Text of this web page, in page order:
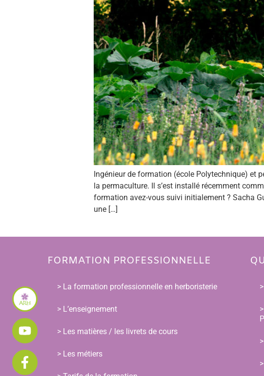
Ingénieur de formation (école Polytechnique) et
la permaculture. Il s’est installé récemment
formation avez-vous suivi initialement ? Sacha
une […]
FORMATION PROFESSIONNELLE
> La formation professionnelle en herboristerie
> L’enseignement
> Les matières / les livrets de cours
> Les métiers